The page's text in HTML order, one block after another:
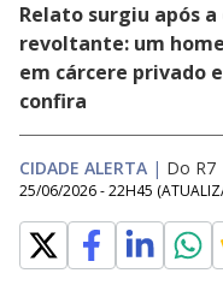
Relato surgiu após
revoltante: um
em cárcere privado
confira
CIDADE ALERTA | Do R7
25/06/2026 - 22H45